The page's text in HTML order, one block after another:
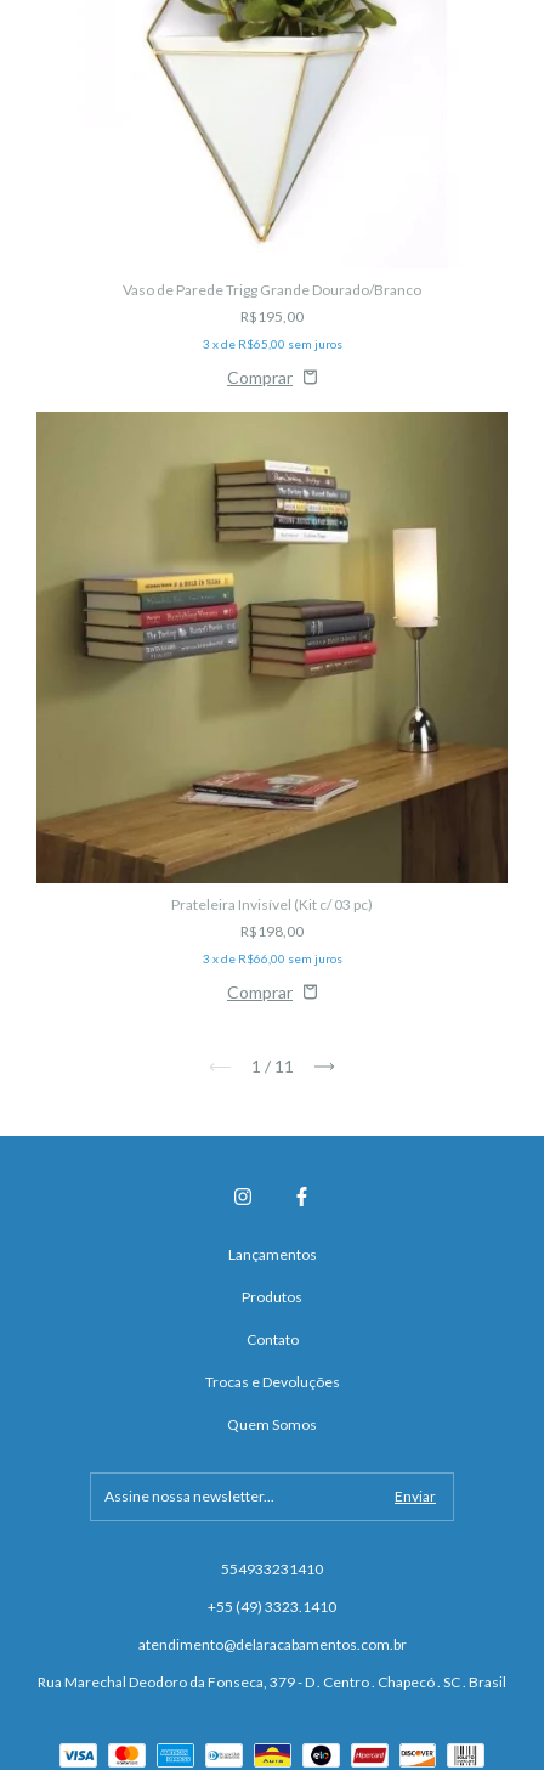
Vaso de Parede Trigg Grande Dourado/Branco
R$195,00
3 x de R$65,00 sem juros
Prateleira Invisível (Kit c/ 03 pc)
R$198,00
3 x de R$66,00 sem juros
1 / 11
Lançamentos
Produtos
Contato
Trocas e Devoluções
Quem Somos
554933231410
+55 (49) 3323.1410
atendimento@delaracabamentos.com.br
Rua Marechal Deodoro da Fonseca, 379 - D . Centro . Chapecó . SC . Brasil